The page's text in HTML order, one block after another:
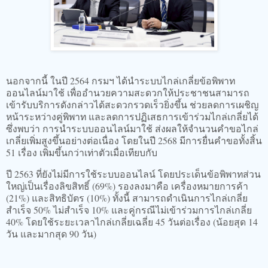
​นอกจากนี้ ในปี 2564 กรมฯ ได้นำระบบไกล่เกลี่ยข้อพิพาท
ออนไลน์มาใช้ เพื่ออำนวยความสะดวกให้ประชาชนสามารถ
เข้ารับบริการดังกล่าวได้สะดวกรวดเร็วยิ่งขึ้น ช่วยลดการเผชิญ
หน้าระหว่างคู่พิพาท และลดการปฏิเสธการเข้าร่วมไกล่เกลี่ยได้
ซึ่งพบว่า การนำระบบออนไลน์มาใช้ ส่งผลให้จำนวนคำขอไกล่
เกลี่ยเพิ่มสูงขึ้นอย่างต่อเนื่อง โดยในปี 2568 มีการยื่นคำขอทั้งสิ้น
51 เรื่อง เพิ่มขึ้นกว่าเท่าตัวเมื่อเทียบกับ
ปี 2563 ที่ยังไม่มีการใช้ระบบออนไลน์ โดยประเด็นข้อพิพาทส่วน
ใหญ่เป็นเรื่องลิขสิทธิ์ (69%) รองลงมาคือ เครื่องหมายการค้า
(21%) และสิทธิบัตร (10%) ทั้งนี้ สามารถดำเนินการไกล่เกลี่ย
สำเร็จ 50% ไม่สำเร็จ 10% และคู่กรณีไม่เข้าร่วมการไกล่เกลี่ย
40% โดยใช้ระยะเวลาไกล่เกลี่ยเฉลี่ย 45 วันต่อเรื่อง (น้อยสุด 14
วัน และมากสุด 90 วัน)